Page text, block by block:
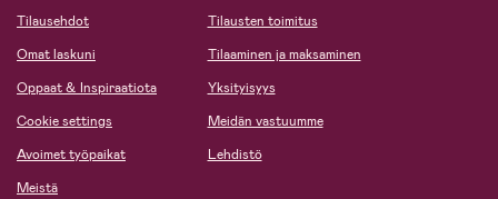
Tilausehdot
Omat laskuni
Oppaat & Inspiraatiota
Cookie settings
Avoimet työpaikat
Meistä
Tilausten toimitus
Tilaaminen ja maksaminen
Yksityisyys
Meidän vastuumme
Lehdistö